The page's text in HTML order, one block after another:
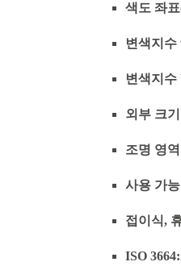
색도 좌표
변색지수
변색지
외부 크
조명 영
사용 가
접이식,
ISO